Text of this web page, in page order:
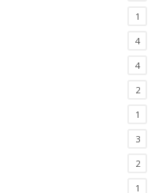
1
4
4
2
1
3
2
1